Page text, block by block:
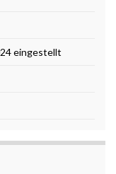
eingestellt